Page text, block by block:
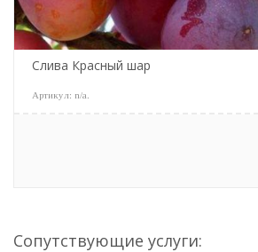
Слива Красный шар
Артикул: n/a
Сопутствующие услуги: